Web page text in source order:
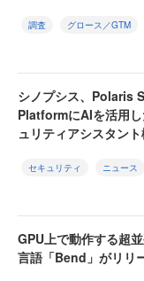
調査 グロース／GTM
シノプシス、Polaris
PlatformにAIを活用
ュリティアシスタン
セキュリティ ニュース
GPU上で動作する超
言語「Bend」がリリ